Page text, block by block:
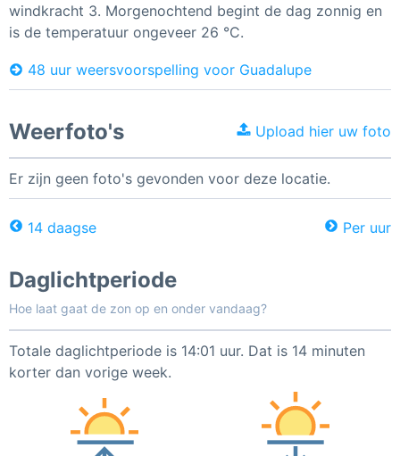
windkracht 3. Morgenochtend begint de dag zonnig en
is de temperatuur ongeveer 26 °C.
48 uur weersvoorspelling voor Guadalupe
Weerfoto's Upload hier uw foto
Er zijn geen foto's gevonden voor deze locatie.
14 daagse Per uur
Daglichtperiode
Hoe laat gaat de zon op en onder vandaag?
Totale daglichtperiode is 14:01 uur. Dat is 14 minuten
korter dan vorige week.